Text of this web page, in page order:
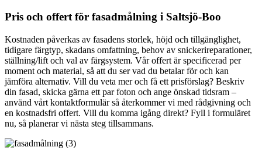
Pris och offert för fasadmålning i Saltsjö-Boo
Kostnaden påverkas av fasadens storlek, höjd och tillgänglighet,
tidigare färgtyp, skadans omfattning, behov av snickerireparationer,
ställning/lift och val av färgsystem. Vår offert är specificerad per
moment och material, så att du ser vad du betalar för och kan
jämföra alternativ. Vill du veta mer och få ett prisförslag? Beskriv
din fasad, skicka gärna ett par foton och ange önskad tidsram –
använd vårt kontaktformulär så återkommer vi med rådgivning och
en kostnadsfri offert. Vill du komma igång direkt? Fyll i formuläret
nu, så planerar vi nästa steg tillsammans.